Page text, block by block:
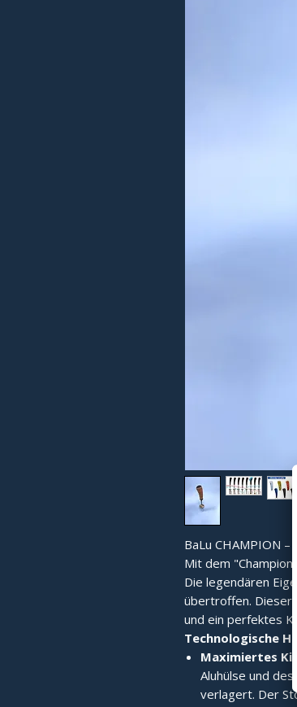
BaLu CHAMPION
Mit dem
Die legendären
übertroffen. Dieser
und ein perfektes
Technologische
Maximiertes
Aluhülse und
verlagert. Der